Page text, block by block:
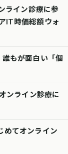
ライン診療に参
IT時価総額ウォ
もが面白い「個
ンライン診療に
めてオンライン